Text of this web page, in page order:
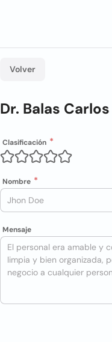
Volver
Dr. Balas Carlos
Clasificación
Nombre
Mensaje